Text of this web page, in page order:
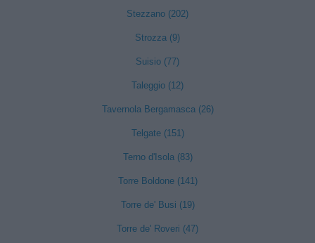
Stezzano (202)
Strozza (9)
Suisio (77)
Taleggio (12)
Tavernola Bergamasca (26)
Telgate (151)
Terno d'Isola (83)
Torre Boldone (141)
Torre de' Busi (19)
Torre de' Roveri (47)